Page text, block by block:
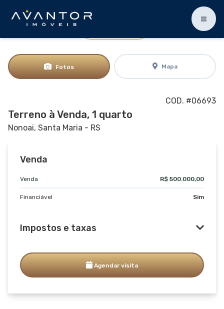
Fotos Mapa
COD. #06693
Terreno à Venda, 1 quarto
Nonoai, Santa Maria - RS
Venda
Venda R$ 500.000,00
Financiável Sim
Impostos e taxas
Agendar visita